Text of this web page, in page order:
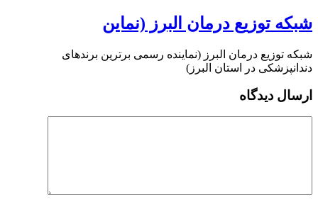
شبکه توزیع درمان البرز (نماین
شبکه توزیع درمان البرز (نماینده رسمی برترین برندهای
دندانپزشکی در استان البرز)
ارسال دیدگاه